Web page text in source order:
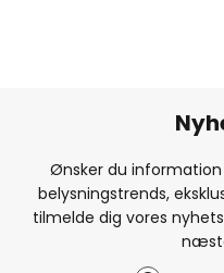
Ønsker du
belysningstrends,
tilmelde dig vores